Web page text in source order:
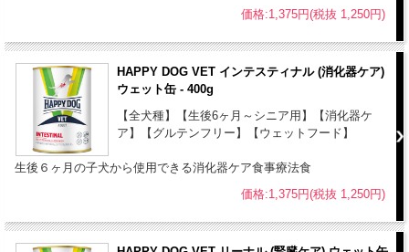
価格:1,375円(税抜 1,250円)
HAPPY DOG VET インテスティナル (消化器ケア)
ウェット缶 - 400g
【全犬種】【生後6ヶ月～シニア用】【消化器ケ
ア】【グルテンフリー】【ウェットフード】
生後６ヶ月の子犬から使用できる消化器ケア食事療法食
価格:1,375円(税抜 1,250円)